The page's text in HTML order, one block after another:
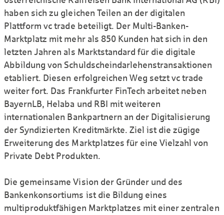
haben sich zu gleichen Teilen an der digitalen
Plattform vc trade beteiligt. Der Multi-Banken-
Marktplatz mit mehr als 850 Kunden hat sich in den
letzten Jahren als Marktstandard für die digitale
Abbildung von Schuldscheindarlehenstransaktionen
etabliert. Diesen erfolgreichen Weg setzt vc trade
weiter fort. Das Frankfurter FinTech arbeitet neben
BayernLB, Helaba und RBI mit weiteren
internationalen Bankpartnern an der Digitalisierung
der Syndizierten Kreditmärkte. Ziel ist die zügige
Erweiterung des Marktplatzes für eine Vielzahl von
Private Debt Produkten.
Die gemeinsame Vision der Gründer und des
Bankenkonsortiums ist die Bildung eines
multiproduktfähigen Marktplatzes mit einer zentralen